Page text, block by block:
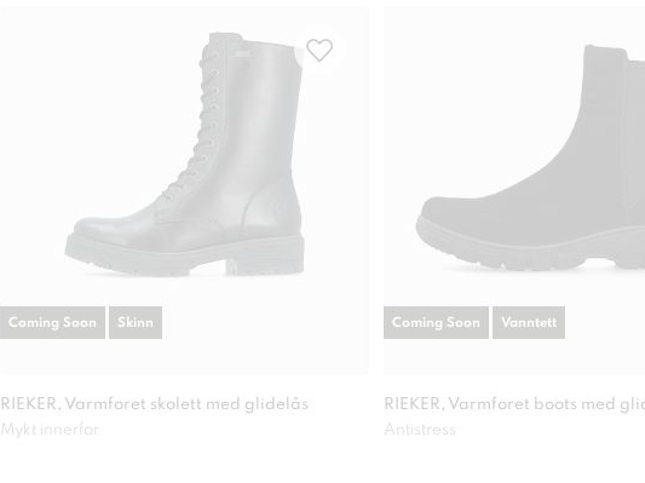
RIEKER, Varmforet skolett med glidelås
Mykt innerfor
Coming Soon Skinn
RIEKER, Varmforet boots med
Antistress
Coming Soon Vanntett